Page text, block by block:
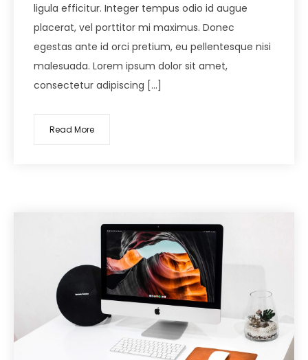
ligula efficitur. Integer tempus odio id augue
placerat, vel porttitor mi maximus. Donec
egestas ante id orci pretium, eu pellentesque nisi
malesuada. Lorem ipsum dolor sit amet,
consectetur adipiscing […]
Read More